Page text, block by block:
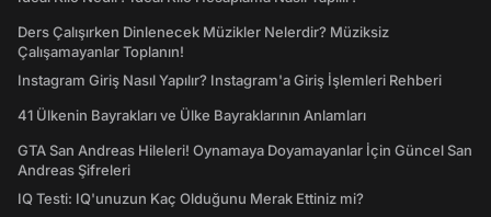
Ders Çalışırken Dinlenecek Müzikler Nelerdir? Müziksiz
Çalışamayanlar Toplanın!
Instagram Giriş Nasıl Yapılır? Instagram'a Giriş İşlemleri Rehberi
41 Ülkenin Bayrakları ve Ülke Bayraklarının Anlamları
GTA San Andreas Hileleri! Oynamaya Doyamayanlar İçin Güncel San
Andreas Şifreleri
IQ Testi: IQ'unuzun Kaç Olduğunu Merak Ettiniz mi?